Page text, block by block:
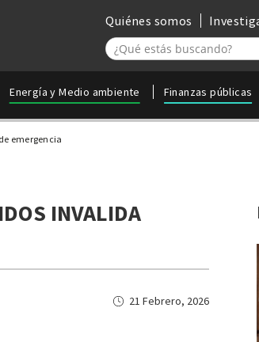
Quiénes somos
Energía y Medio ambiente Finanzas públicas
emergencia
INVALIDA
21 Febrero, 2026